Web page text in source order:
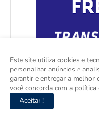
Este site utiliza cookies e
personalizar anúncios e
garantir e entregar a melhor
você concorda com a
Aceitar !